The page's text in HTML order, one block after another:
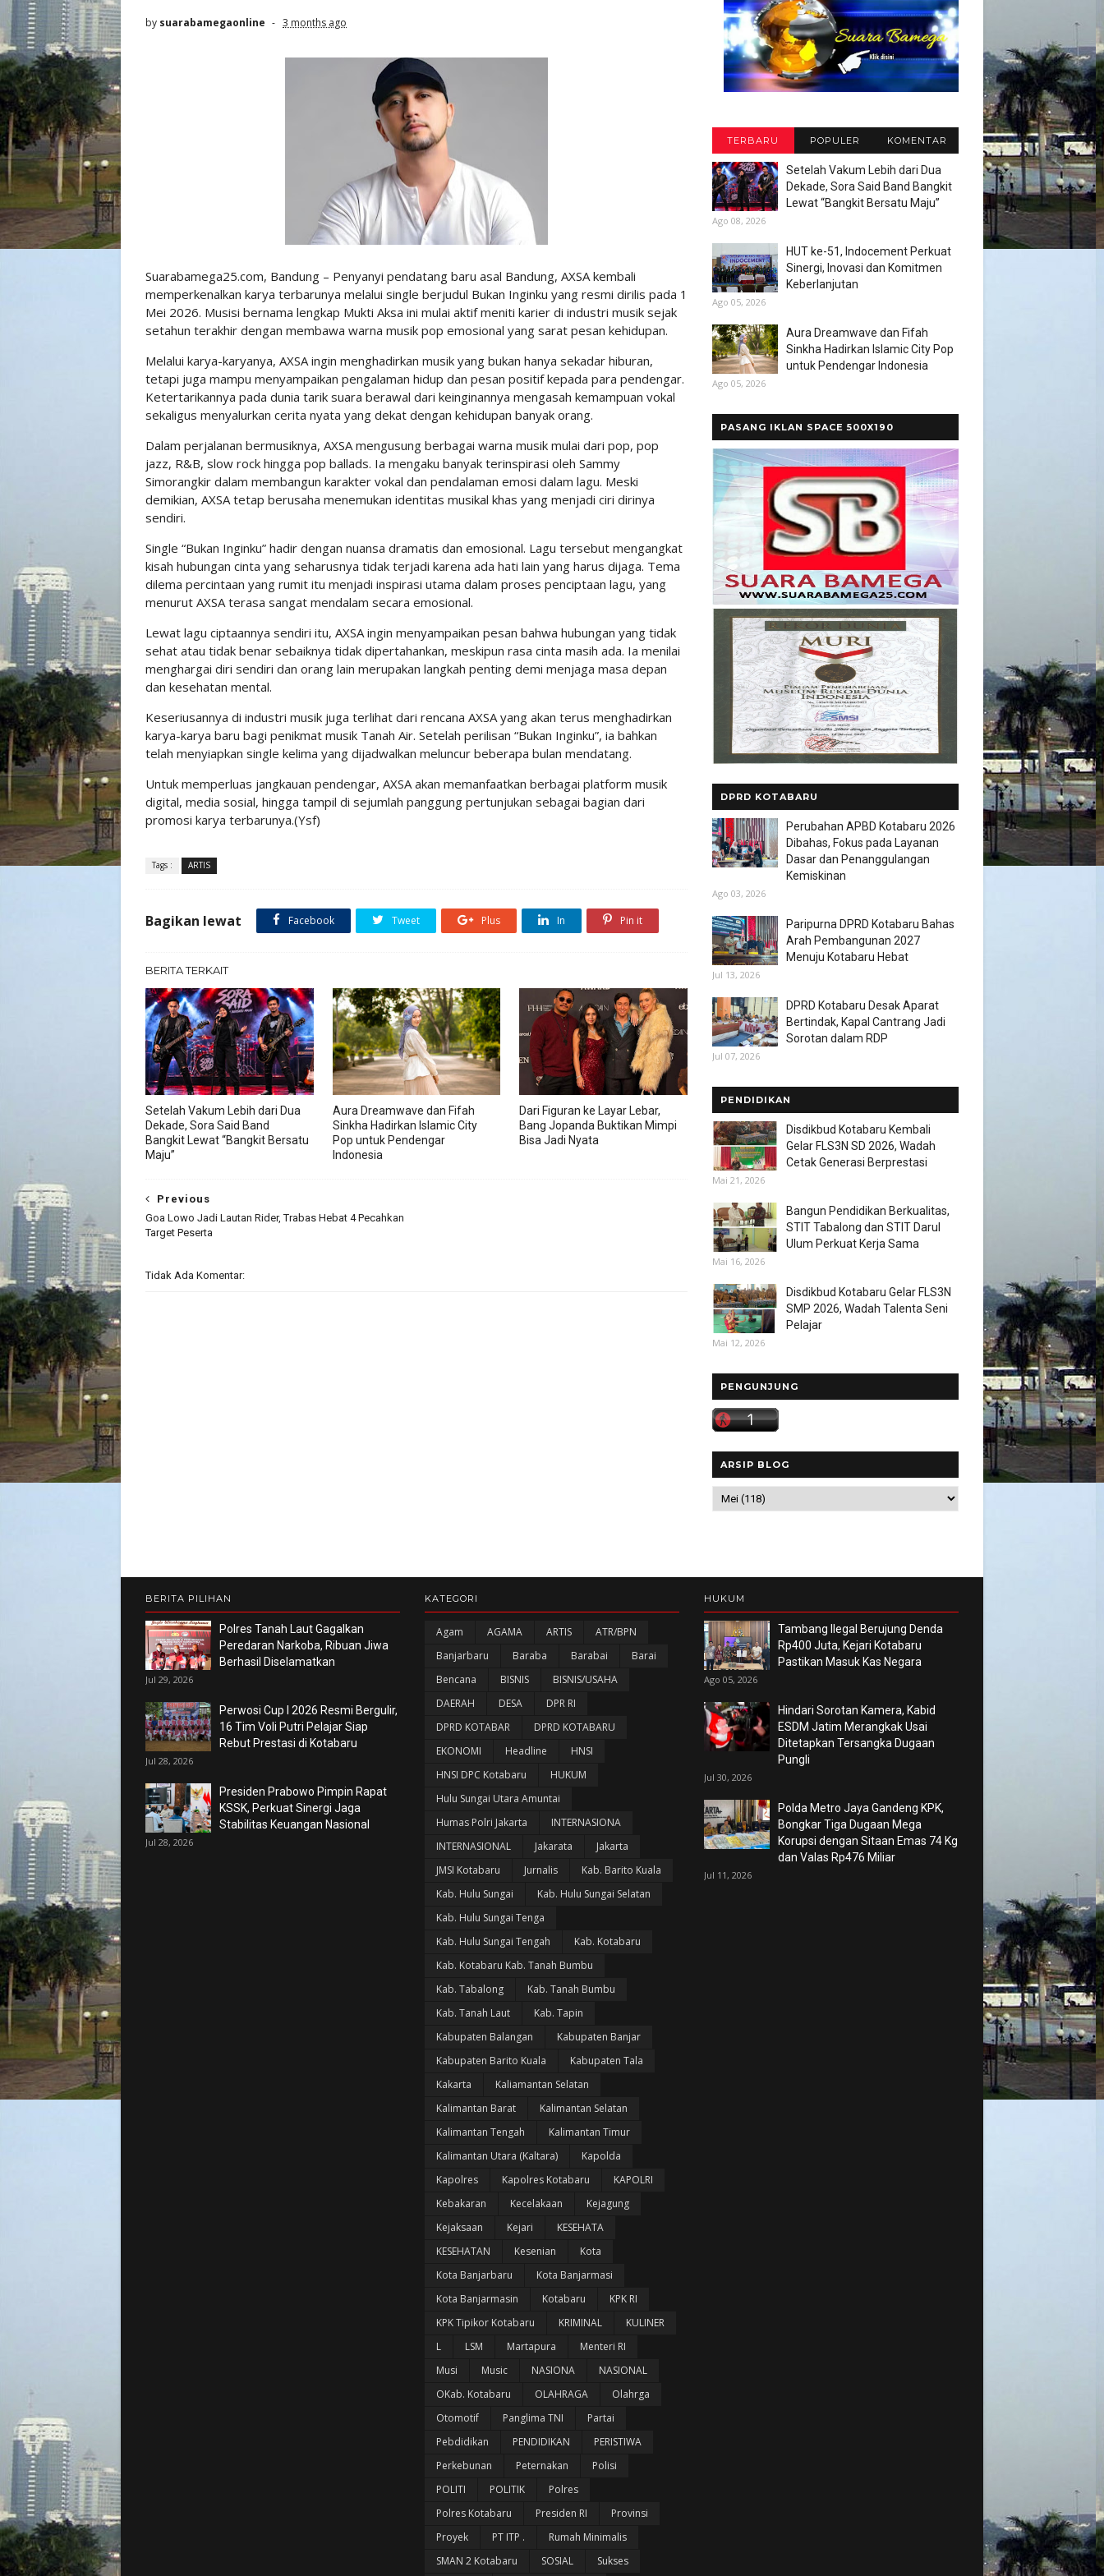
by suarabamegaonline 3 months ago
Suarabamega25.com, Bandung – Penyanyi pendatang baru asal Bandung, AXSA kembali
memperkenalkan karya terbarunya melalui single berjudul Bukan Inginku yang resmi dirilis pada 1
Mei 2026. Musisi bernama lengkap Mukti Aksa ini mulai aktif meniti karier di industri musik sejak
setahun terakhir dengan membawa warna musik pop emosional yang sarat pesan kehidupan.
Melalui karya-karyanya, AXSA ingin menghadirkan musik yang bukan hanya sekadar hiburan,
tetapi juga mampu menyampaikan pengalaman hidup dan pesan positif kepada para pendengar.
Ketertarikannya pada dunia tarik suara berawal dari keinginannya mengasah kemampuan vokal
sekaligus menyalurkan cerita nyata yang dekat dengan kehidupan banyak orang.
Dalam perjalanan bermusiknya, AXSA mengusung berbagai warna musik mulai dari pop, pop
jazz, R&B, slow rock hingga pop ballads. Ia mengaku banyak terinspirasi oleh Sammy
Simorangkir dalam membangun karakter vokal dan pendalaman emosi dalam lagu. Meski
demikian, AXSA tetap berusaha menemukan identitas musikal khas yang menjadi ciri dirinya
sendiri.
Single “Bukan Inginku” hadir dengan nuansa dramatis dan emosional. Lagu tersebut mengangkat
kisah hubungan cinta yang seharusnya tidak terjadi karena ada hati lain yang harus dijaga. Tema
dilema percintaan yang rumit itu menjadi inspirasi utama dalam proses penciptaan lagu, yang
menurut AXSA terasa sangat mendalam secara emosional.
Lewat lagu ciptaannya sendiri itu, AXSA ingin menyampaikan pesan bahwa hubungan yang tidak
sehat atau tidak benar sebaiknya tidak dipertahankan, meskipun rasa cinta masih ada. Ia menilai
menghargai diri sendiri dan orang lain merupakan langkah penting demi menjaga masa depan
dan kesehatan mental.
Keseriusannya di industri musik juga terlihat dari rencana AXSA yang akan terus menghadirkan
karya-karya baru bagi penikmat musik Tanah Air. Setelah perilisan “Bukan Inginku”, ia bahkan
telah menyiapkan single kelima yang dijadwalkan meluncur beberapa bulan mendatang.
Untuk memperluas jangkauan pendengar, AXSA akan memanfaatkan berbagai platform musik
digital, media sosial, hingga tampil di sejumlah panggung pertunjukan sebagai bagian dari
promosi karya terbarunya.(Ysf)
Tags : ARTIS
Bagikan lewat Facebook Tweet Plus In Pin it
BERITA TERKAIT
Setelah Vakum Lebih dari Dua
Dekade, Sora Said Band
Bangkit Lewat “Bangkit Bersatu
Maju”
Aura Dreamwave dan Fifah
Sinkha Hadirkan Islamic City
Pop untuk Pendengar
Indonesia
Dari Figuran ke Layar Lebar,
Bang Jopanda Buktikan Mimpi
Bisa Jadi Nyata
Previous
Goa Lowo Jadi Lautan Rider, Trabas Hebat 4 Pecahkan
Target Peserta
Tidak Ada Komentar:
TERBARU POPULER KOMENTAR
Setelah Vakum Lebih dari Dua
Dekade, Sora Said Band Bangkit
Lewat “Bangkit Bersatu Maju”
Ago 08, 2026
HUT ke-51, Indocement Perkuat
Sinergi, Inovasi dan Komitmen
Keberlanjutan
Ago 05, 2026
Aura Dreamwave dan Fifah
Sinkha Hadirkan Islamic City Pop
untuk Pendengar Indonesia
Ago 05, 2026
PASANG IKLAN SPACE 500X190
DPRD KOTABARU
Perubahan APBD Kotabaru 2026
Dibahas, Fokus pada Layanan
Dasar dan Penanggulangan
Kemiskinan
Ago 03, 2026
Paripurna DPRD Kotabaru Bahas
Arah Pembangunan 2027
Menuju Kotabaru Hebat
Jul 13, 2026
DPRD Kotabaru Desak Aparat
Bertindak, Kapal Cantrang Jadi
Sorotan dalam RDP
Jul 07, 2026
PENDIDIKAN
Disdikbud Kotabaru Kembali
Gelar FLS3N SD 2026, Wadah
Cetak Generasi Berprestasi
Mai 21, 2026
Bangun Pendidikan Berkualitas,
STIT Tabalong dan STIT Darul
Ulum Perkuat Kerja Sama
Mai 16, 2026
Disdikbud Kotabaru Gelar FLS3N
SMP 2026, Wadah Talenta Seni
Pelajar
Mai 12, 2026
PENGUNJUNG
ARSIP BLOG
BERITA PILIHAN
Polres Tanah Laut Gagalkan
Peredaran Narkoba, Ribuan Jiwa
Berhasil Diselamatkan
Jul 29, 2026
Perwosi Cup I 2026 Resmi Bergulir,
16 Tim Voli Putri Pelajar Siap
Rebut Prestasi di Kotabaru
Jul 28, 2026
Presiden Prabowo Pimpin Rapat
KSSK, Perkuat Sinergi Jaga
Stabilitas Keuangan Nasional
Jul 28, 2026
KATEGORI
Agam AGAMA ARTIS
ATR/BPN
Banjarbaru
Baraba Barabai
Barai
Bencana
BISNIS
BISNIS/USAHA
DAERAH
DESA
DPR RI
DPRD KOTABAR
DPRD KOTABARU
EKONOMI
Headline
HNSI
HNSI DPC Kotabaru
HUKUM
Hulu Sungai Utara Amuntai
Humas Polri Jakarta
INTERNASIONA
INTERNASIONAL
Jakarata
Jakarta
JMSI Kotabaru
Jurnalis
Kab. Barito Kuala
Kab. Hulu Sungai
Kab. Hulu Sungai Selatan
Kab. Hulu Sungai Tenga
Kab. Hulu Sungai Tengah
Kab. Kotabaru
Kab. Kotabaru Kab. Tanah Bumbu
Kab. Tabalong
Kab. Tanah Bumbu
Kab. Tanah Laut
Kab. Tapin
Kabupaten Balangan
Kabupaten Banjar
Kabupaten Barito Kuala
Kabupaten Tala
Kakarta
Kaliamantan Selatan
Kalimantan Barat
Kalimantan Selatan
Kalimantan Tengah
Kalimantan Timur
Kalimantan Utara (Kaltara)
Kapolda
Kapolres
Kapolres Kotabaru
KAPOLRI
Kebakaran
Kecelakaan
Kejagung
Kejaksaan
Kejari
KESEHATA
KESEHATAN
Kesenian
Kota
Kota Banjarbaru
Kota Banjarmasi
Kota Banjarmasin
Kotabaru
KPK RI
KPK Tipikor Kotabaru
KRIMINAL
KULINER
L
LSM Martapura
Menteri RI
Musi
Music NASIONA
NASIONAL
OKab. Kotabaru
OLAHRAGA
Olahrga
Otomotif
Panglima TNI
Partai
Pebdidikan
PENDIDIKAN
PERISTIWA
Perkebunan
Peternakan
Polisi
POLITI
POLITIK
Polres
Polres Kotabaru
Presiden RI
Provinsi
Proyek
PT ITP .
Rumah Minimalis
SMAN 2 Kotabaru
SOSIAL Sukses
HUKUM
Tambang Ilegal Berujung Denda
Rp400 Juta, Kejari Kotabaru
Pastikan Masuk Kas Negara
Ago 05, 2026
Hindari Sorotan Kamera, Kabid
ESDM Jatim Merangkak Usai
Ditetapkan Tersangka Dugaan
Pungli
Jul 30, 2026
Polda Metro Jaya Gandeng KPK,
Bongkar Tiga Dugaan Mega
Korupsi dengan Sitaan Emas 74 Kg
dan Valas Rp476 Miliar
Jul 11, 2026